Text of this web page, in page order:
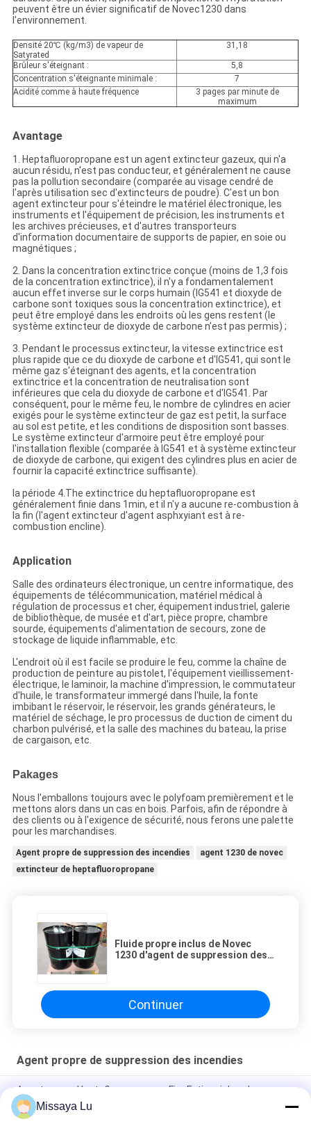
peuvent être un évier significatif de Novec1230 dans
l'environnement.
Densité 20℃ (kg/m3) de vapeur de
Satyrated
31,18
Brûleur s'éteignant :
5,8
Concentration s'éteignante minimale :
7
Acidité comme à haute fréquence
3 pages par minute de
maximum
Avantage
1. Heptafluoropropane est un agent extincteur gazeux, qui n'a
aucun résidu, n'est pas conducteur, et généralement ne cause
pas la pollution secondaire (comparée au visage cendré de
l'après utilisation sec d'extincteurs de poudre). C'est un bon
agent extincteur pour s'éteindre le matériel électronique, les
instruments et l'équipement de précision, les instruments et
les archives précieuses, et d'autres transporteurs
d'information documentaire de supports de papier, en soie ou
magnétiques ;
2. Dans la concentration extinctrice conçue (moins de 1,3 fois
de la concentration extinctrice), il n'y a fondamentalement
aucun effet inverse sur le corps humain (IG541 et dioxyde de
carbone sont toxiques sous la concentration extinctrice), et
peut être employé dans les endroits où les gens restent (le
système extincteur de dioxyde de carbone n'est pas permis) ;
3. Pendant le processus extincteur, la vitesse extinctrice est
plus rapide que ce du dioxyde de carbone et d'IG541, qui sont le
même gaz s'éteignant des agents, et la concentration
extinctrice et la concentration de neutralisation sont
inférieures que cela du dioxyde de carbone et d'IG541. Par
conséquent, pour le même feu, le nombre de cylindres en acier
exigés pour le système extincteur de gaz est petit, la surface
au sol est petite, et les conditions de disposition sont basses.
Le système extincteur d'armoire peut être employé pour
l'installation flexible (comparée à IG541 et à système extincteur
de dioxyde de carbone, qui exigent des cylindres plus en acier de
fournir la capacité extinctrice suffisante).
la période 4.The extinctrice du heptafluoropropane est
généralement finie dans 1min, et il n'y a aucune re-combustion à
la fin (l'agent extincteur d'agent asphxyiant est à re-
combustion encline).
Application
Salle des ordinateurs électronique, un centre informatique, des
équipements de télécommunication, matériel médical à
régulation de processus et cher, équipement industriel, galerie
de bibliothèque, de musée et d'art, pièce propre, chambre
sourde, équipements d'alimentation de secours, zone de
stockage de liquide inflammable, etc.
L'endroit où il est facile se produire le feu, comme la chaîne de
production de peinture au pistolet, l'équipement vieillissement-
électrique, le laminoir, la machine d'impression, le commutateur
d'huile, le transformateur immergé dans l'huile, la fonte
imbibant le réservoir, le réservoir, les grands générateurs, le
matériel de séchage, le pro processus de duction de ciment du
charbon pulvérisé, et la salle des machines du bateau, la prise
de cargaison, etc.
Pakages
Nous l'emballons toujours avec le polyfoam premièrement et le
mettons alors dans un cas en bois. Parfois, afin de répondre à
des clients ou à l'exigence de sécurité, nous ferons une palette
pour les marchandises.
Agent propre de suppression des incendies
agent 1230 de novec
extincteur de heptafluoropropane
Fluide propre inclus de Novec
1230 d'agent de suppression des
Continuer
Agent propre de suppression des incendies
Agent propre Heptafluoropropane Fire Extinguisher de
suppression des incendies FM200 pour la bibliothèque
Missaya Lu